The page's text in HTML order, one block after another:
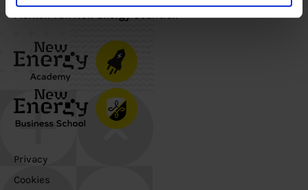
Merken van New Energy Coalition
Privacy
Cookies